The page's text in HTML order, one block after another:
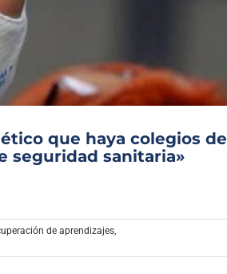
que haya colegios de
seguridad sanitaria»
de aprendizajes,